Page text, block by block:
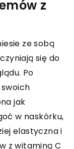
z
ze sobą
się do
Po
jak
w naskórku,
elastyczna i
z witaminą C